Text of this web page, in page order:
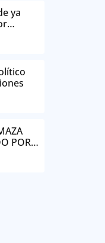
ya
de la
POR